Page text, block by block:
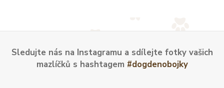
Sledujte nás na Instagramu a sdílejte fotky vašich
mazlíčků s hashtagem #dogdenobojky